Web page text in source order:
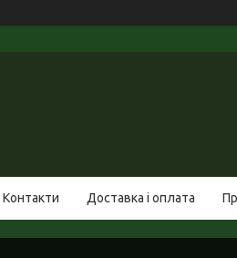
Контакти Доставка і оплата